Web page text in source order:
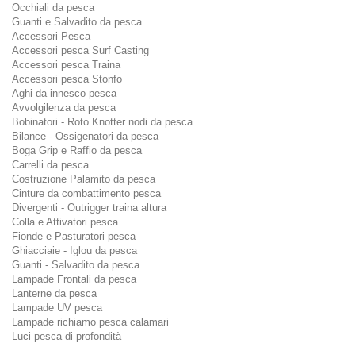
Occhiali da pesca
Guanti e Salvadito da pesca
Accessori Pesca
Accessori pesca Surf Casting
Accessori pesca Traina
Accessori pesca Stonfo
Aghi da innesco pesca
Avvolgilenza da pesca
Bobinatori - Roto Knotter nodi da pesca
Bilance - Ossigenatori da pesca
Boga Grip e Raffio da pesca
Carrelli da pesca
Costruzione Palamito da pesca
Cinture da combattimento pesca
Divergenti - Outrigger traina altura
Colla e Attivatori pesca
Fionde e Pasturatori pesca
Ghiacciaie - Iglou da pesca
Guanti - Salvadito da pesca
Lampade Frontali da pesca
Lanterne da pesca
Lampade UV pesca
Lampade richiamo pesca calamari
Luci pesca di profondità